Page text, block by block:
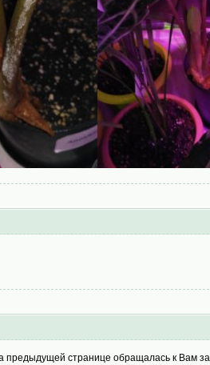
предыдущей странице обращалась к Вам